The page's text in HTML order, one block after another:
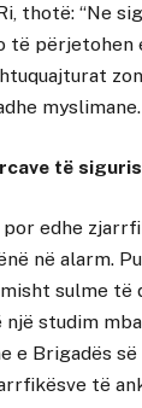
thotë: “Ne
të përjetohen
myslimane.
të
edhe
në alarm.
sulme të
studim
e Brigadës
të